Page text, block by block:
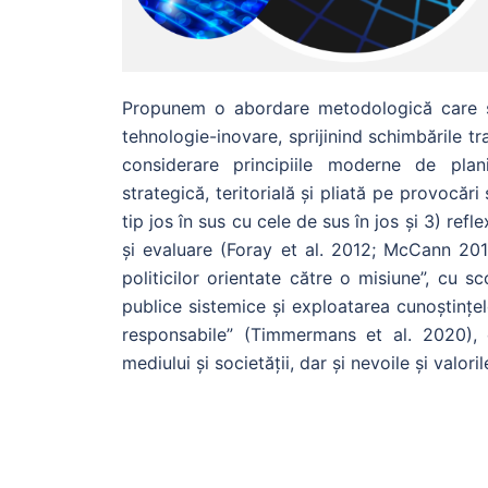
Propunem o abordare metodologică
tehnologie-inovare, sprijinind schimbările
considerare principiile moderne de
strategică, teritorială și pliată pe
tip jos în sus cu cele de sus în jos și 3)
și evaluare (Foray et al. 2012; McCann
politicilor orientate către o misiune”, cu
publice sistemice și exploatarea
responsabile” (Timmermans et al.
mediului și societății, dar și nevoile și